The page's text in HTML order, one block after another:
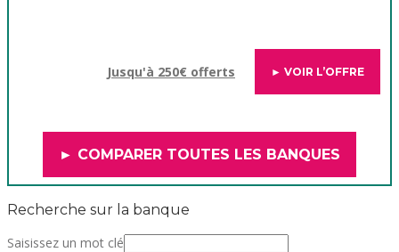
Jusqu'à 250€ offerts ► VOIR L’OFFRE
► COMPARER TOUTES LES BANQUES
Recherche sur la banque
Saisissez un mot clé